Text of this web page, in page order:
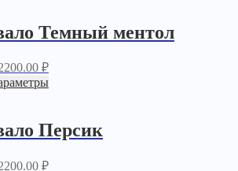
Темный ментол
₽
Персик
₽